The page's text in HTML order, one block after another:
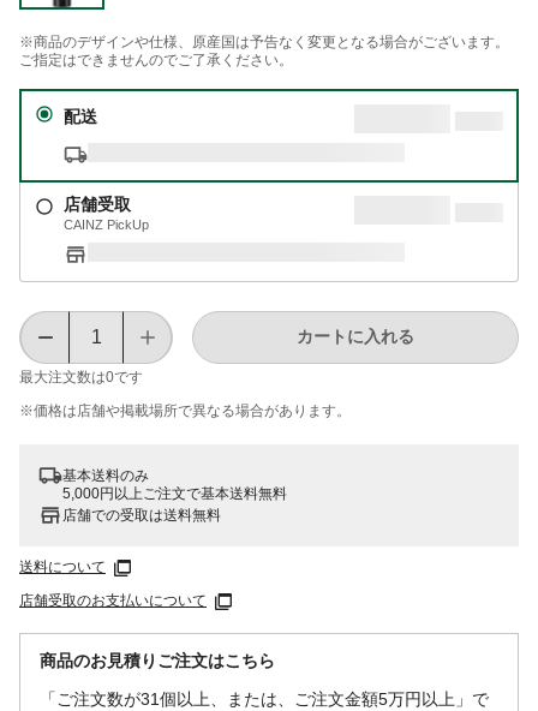
※商品のデザインや仕様、原産国は予告なく変更となる場合がございます。
ご指定はできませんのでご了承ください。
配送
店舗受取
CAINZ PickUp
最大注文数は0です
カートに入れる
※価格は​店舗や​掲載場所で​異なる​場合が​あります。
基本送料のみ
5,000円以上ご注文で基本送料無料
店舗での受取は送料無料
送料について
店舗受取のお支払いについて
商品のお見積りご注文はこちら
「ご注文数が31個以上、または、ご注文金額5万円以上」で